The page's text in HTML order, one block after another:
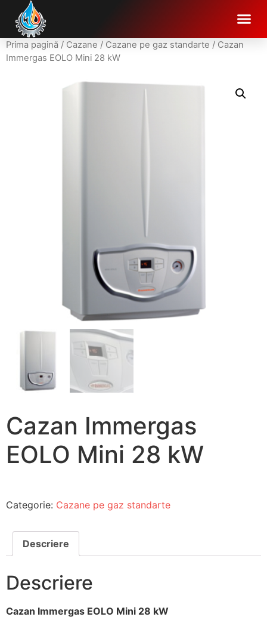
Prima pagină / Cazane / Cazane pe gaz standarte / Cazan
Immergas EOLO Mini 28 kW
Cazan Immergas
EOLO Mini 28 kW
Categorie: Cazane pe gaz standarte
Descriere
Descriere
Cazan Immergas EOLO Mini 28 kW